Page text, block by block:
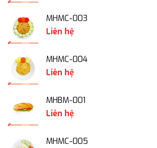
MHMC-003
Liên hệ
MHMC-004
Liên hệ
MHBM-001
Liên hệ
MHMC-005